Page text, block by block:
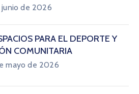
junio de 2026
PARA EL DEPORTE Y
COMUNITARIA
mayo de 2026